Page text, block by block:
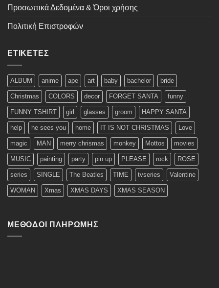
Προσωπικά Δεδομένα & Όροι χρήσης
Πολιτική Επιστροφών
ΕΤΙΚΈΤΕΣ
ALBUM anime ape art baby bachelor bride
Christmas COLORS decor FORGET SANTA funny
FUNNY TSHIRT girl glasses groom HAPPY SANTA
help he sees you home IT IS NOT CHRISTMAS Love
magic MAN merry chrismas monkey Mottos movies
MUSIC painting party pin up PLEASE rock ROSE
series SINGLE The Beatles TIME tvseries Valentine
WOMAN Xmas XMAS DAYS XMAS SEASON
ΜΈΘΟΔΟΙ ΠΛΗΡΩΜΉΣ